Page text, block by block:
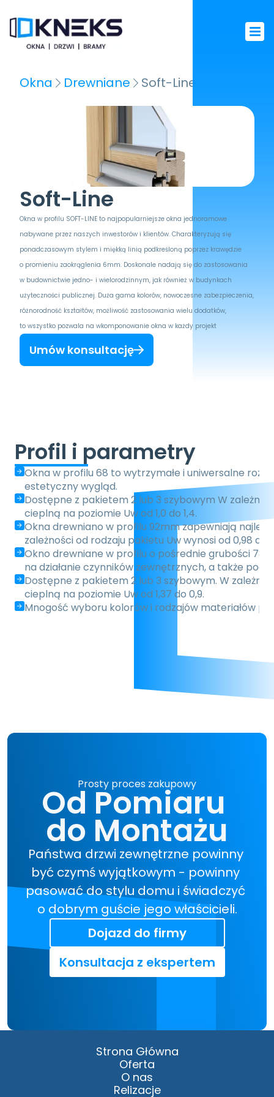
Okna Drewniane Soft-Line
Soft-Line
Okna w profilu SOFT-LINE to najpopularniejsze okna jednoramowe
nabywane przez naszych inwestorów i klientów. Charakteryzują się
ponadczasowym stylem i miękką linią podkreśloną poprzez krawędzie
o promieniu zaokrąglenia 6mm. Doskonale nadają się do zastosowania
w budownictwie jedno- i wielorodzinnym, jak również w budynkach
użyteczności publicznej. Duża gama kolorów, nowoczesne zabezpieczenia,
różnorodność kształtów, możliwość zastosowania wielu dodatków,
to wszystko pozwala na wkomponowanie okna w każdy projekt
Umów konsultację
Profil i parametry
Okna w profilu 68 to wytrzymałe i uniwersalne
estetyczny wygląd.
Dostępne z pakietem 2 lub 3 szybowym W
cieplną na poziomie Uw od 1,0 do 1,4.
Okna drewniano w profilu 92mm zapewniają
zależności od rodzaju pakietu Uw wynosi od 0,98 aż
Okno drewniane w profilu o pośrednie grubości
na działanie czynników zewnętrznych, a także
Dostępne z pakietem 2 lub 3 szybowym. W
cieplną na poziomie Uw od 1,37 do 0,9.
Mnogość wyboru kolorów i rodzajów materiałów
Prosty proces zakupowy
Od Pomiaru
do Montażu
Państwa drzwi zewnętrzne powinny
być czymś wyjątkowym - powinny
pasować do stylu domu i świadczyć
o dobrym guście jego właścicieli.
Dojazd do firmy
Konsultacja z ekspertem
Strona Główna
Oferta
O nas
Relizacje